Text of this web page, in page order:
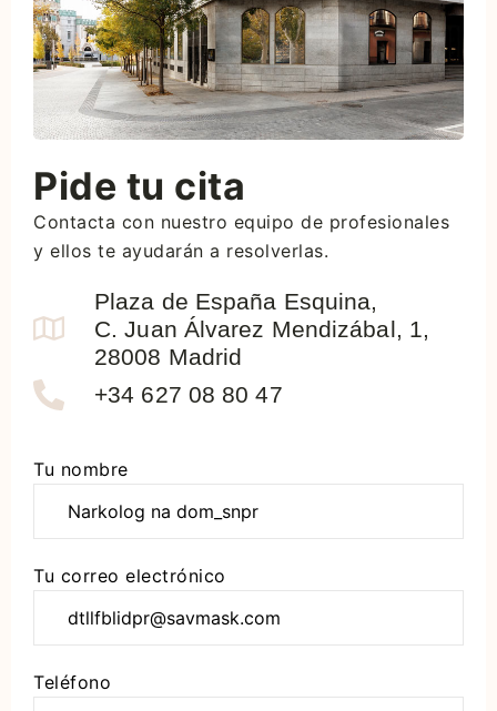
Pide tu cita
Contacta con nuestro equipo de profesionales
y ellos te ayudarán a resolverlas.
Plaza de España Esquina,
C. Juan Álvarez Mendizábal, 1,
28008 Madrid
+34 627 08 80 47
Ha
al
intentar
enviar
mensaje.
Tu nombre
Tu correo electrónico
Teléfono